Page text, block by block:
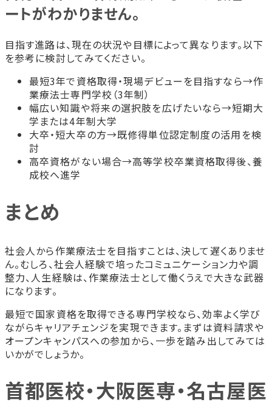
ートがわかりません。
目指す進路は、現在の状況や目標によって異なります。以下
を参考に検討してみてください。
最短3年で資格取得・現場デビューを目指すなら→作
業療法士専門学校（3年制）
幅広い知識や将来の選択肢を広げたいなら→短期大
学または4年制大学
大卒・短大卒の方→既修得単位認定制度の活用を検
討
高卒資格がない場合→高等学校卒業資格取得後、養
成校へ進学
まとめ
社会人から作業療法士を目指すことは、決して遅くありませ
ん。むしろ、社会人経験で培ったコミュニケーション力や調
整力、人生経験は、作業療法士として働くうえで大きな武器
になります。
最短で国家資格を取得できる専門学校なら、効率よく学び
ながらキャリアチェンジを実現できます。まずは資料請求や
オープンキャンパスへの参加から、一歩を踏み出してみては
いかがでしょうか。
首都医校・大阪医専・名古屋医